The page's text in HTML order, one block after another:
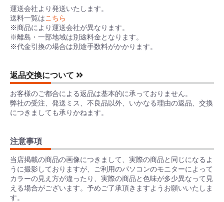
運送会社より発送いたします。
送料一覧はこちら
※商品により運送会社が異なります。
※離島・一部地域は別途料金となります。
※代金引換の場合は別途手数料がかかります。
返品交換について
お客様のご都合による返品は基本的に承っておりません。
弊社の受注、発送ミス、不良品以外、いかなる理由の返品、交換
につきましても承りかねます。
注意事項
当店掲載の商品の画像につきまして、実際の商品と同じになるよ
うに撮影しておりますが、ご利用のパソコンのモニターによって
カラーの見え方が違ったり、実際の商品と色味が多少異なって見
える場合がございます。予めご了承頂きますようお願いいたしま
す。